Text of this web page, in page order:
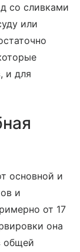
со сливками
или
и для
основной и
и
от 17
она
общей